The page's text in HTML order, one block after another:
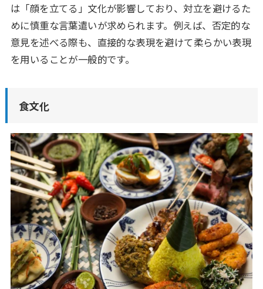
は「顔を立てる」文化が影響しており、対立を避けるた
めに慎重な言葉遣いが求められます。例えば、否定的な
意見を述べる際も、直接的な表現を避けて柔らかい表現
を用いることが一般的です。
食文化